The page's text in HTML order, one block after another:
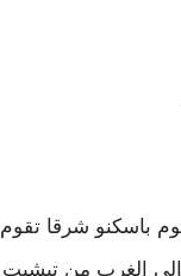
باسكنو شرقا تقوم
الغرب من تيشيت